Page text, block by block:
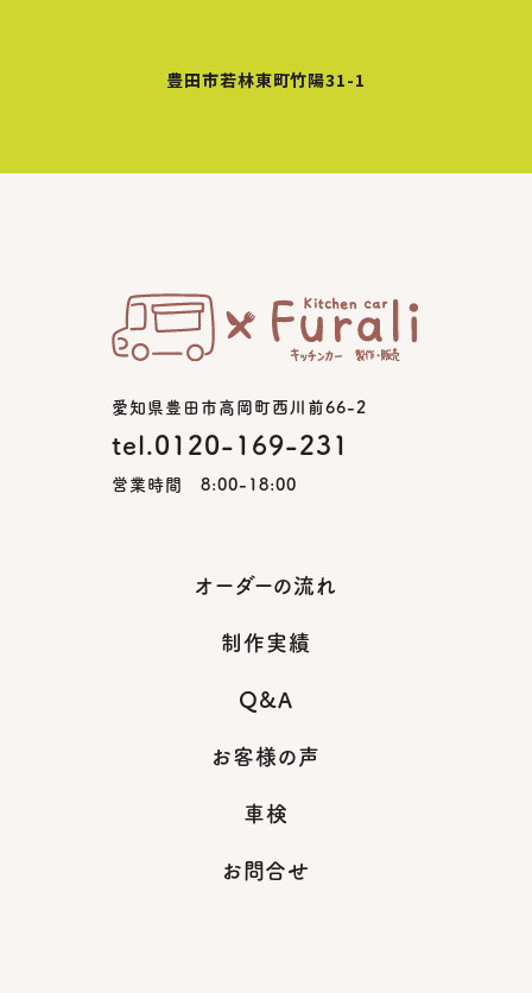
豊田市若林東町竹陽31-1
愛知県豊田市高岡町西川前66-2
tel.0120-169-231
営業時間 8:00-18:00
オーダーの流れ
制作実績
Q&A
お客様の声
車検
お問合せ